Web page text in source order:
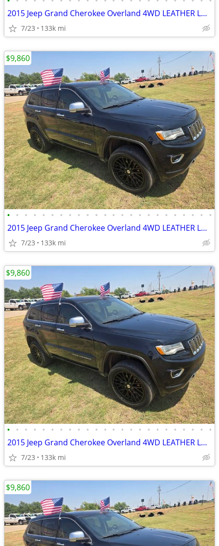
2015 Jeep Grand Cherokee Overland 4WD LEATHER LOADED ROOF RUNS&DRIVE
7/23 133k mi
• • • • • • • • • • • • • • • • • • • • • • • •
2015 Jeep Grand Cherokee Overland 4WD LEATHER LOADED ROOF RUNS&DRIVE
7/23 133k mi
$9,860
• • • • • • • • • • • • • • • • • • • • • • • •
2015 Jeep Grand Cherokee Overland 4WD LEATHER LOADED ROOF RUNS&DRIVE
7/23 133k mi
$9,860
$9,860